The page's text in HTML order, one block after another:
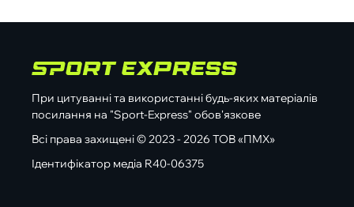
При цитуванні та використанні будь-яких матеріалів
посилання на "Sport-Express" обов'язкове
Всі права захищені © 2023 - 2026 ТОВ «ПМХ»
Ідентифікатор медіа R40-06375